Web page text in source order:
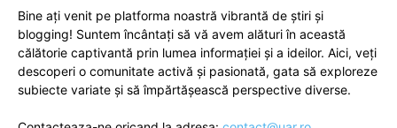
Bine ați venit pe platforma noastră vibrantă de știri și
blogging! Suntem încântați să vă avem alături în această
călătorie captivantă prin lumea informației și a ideilor. Aici, veți
descoperi o comunitate activă și pasionată, gata să exploreze
subiecte variate și să împărtășească perspective diverse.